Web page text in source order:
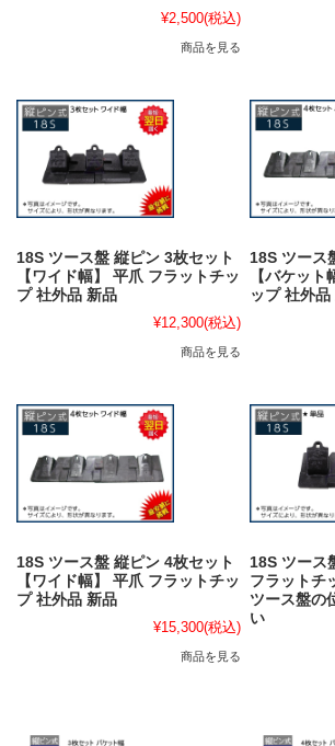
¥2,500(税込)
商品を見る
18S ツース盤 縦ピン 3枚セット
【ワイド幅】 平爪 フラットチッ
プ 社外品 新品
¥12,300(税込)
商品を見る
18S ツース
【バケッ
ップ 社外品
18S ツース盤 縦ピン 4枚セット
【ワイド幅】 平爪 フラットチッ
プ 社外品 新品
¥15,300(税込)
商品を見る
18S ツース
フラットチ
ツース盤の
い